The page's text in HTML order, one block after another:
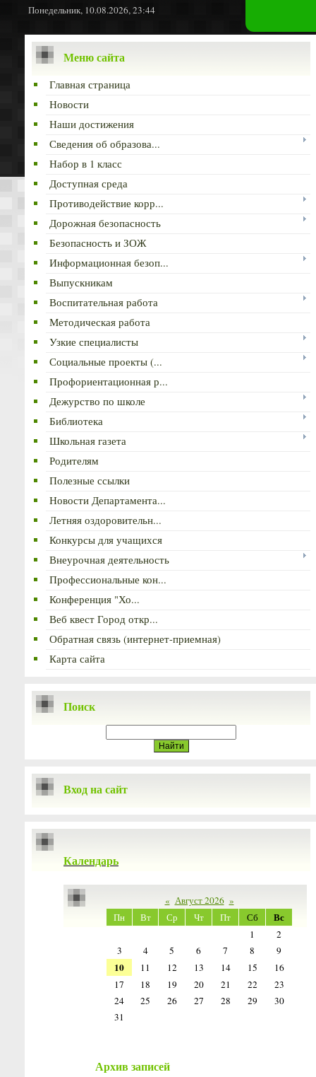
Понедельник, 10.08.2026, 23:44
Меню сайта
Главная страница
Новости
Наши достижения
Сведения об образова...
Набор в 1 класс
Доступная среда
Противодействие корр...
Дорожная безопасность
Безопасность и ЗОЖ
Информационная безоп...
Выпускникам
Воспитательная работа
Методическая работа
Узкие специалисты
Социальные проекты (...
Профориентационная р...
Дежурство по школе
Библиотека
Школьная газета
Родителям
Полезные ссылки
Новости Департамента...
Летняя оздоровительн...
Конкурсы для учащихся
Внеурочная деятельность
Профессиональные кон...
Конференция "Хо...
Веб квест Город откр...
Обратная связь (интернет-приемная)
Карта сайта
Поиск
Вход на сайт
Календарь
« Август 2026 »
Пн
Вт Ср Чт Пт Сб Вс
1
2
3
4 5 6 7 8 9
10 11 12 13 14 15
16
17
18 19 20 21 22
23
24
25 26 27 28 29
30
31
Архив записей